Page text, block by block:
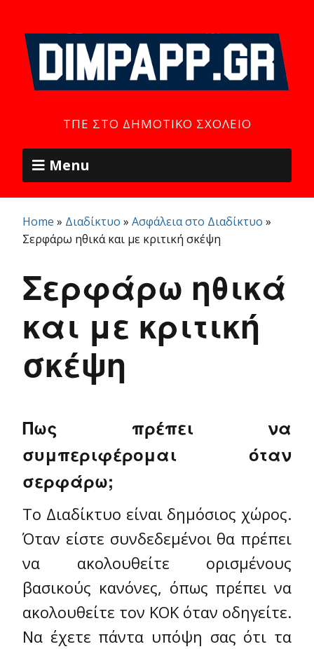
ΤΠΕ ΣΤΟ ΔΗΜΟΤΙΚΌ ΣΧΟΛΕΊΟ
Menu
Home » Διαδίκτυο » Ασφάλεια στο Διαδίκτυο »
Σερφάρω ηθικά και με κριτική σκέψη
Σερφάρω ηθικά
και με κριτική
σκέψη
Πως πρέπει να
συμπεριφέρομαι όταν
σερφάρω;
Το Διαδίκτυο είναι δημόσιος χώρος.
Όταν είστε συνδεδεμένοι θα πρέπει
να ακολουθείτε ορισμένους
βασικούς κανόνες, όπως πρέπει να
ακολουθείτε τον ΚΟΚ όταν οδηγείτε.
Να έχετε πάντα υπόψη σας ότι τα